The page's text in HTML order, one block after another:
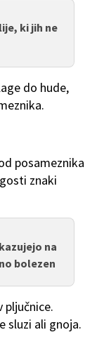
ki jih ne
do hude,
posameznika
znaki
na
bolezen
sluzi ali gnoja.